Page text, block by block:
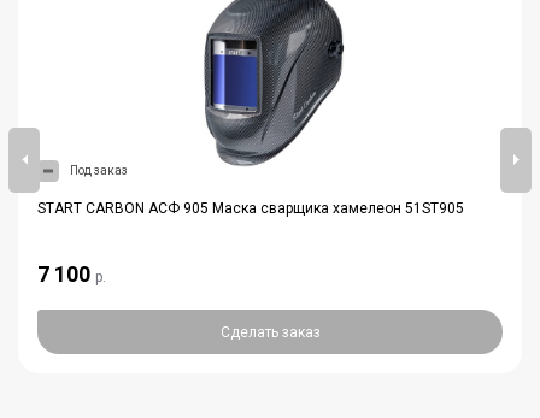
Под заказ
START CARBON АСФ 905 Маска сварщика хамелеон 51ST905
7 100 р.
Сделать заказ